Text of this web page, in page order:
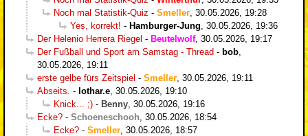
Noch mal Statistik-Quiz - Smeller 30.05.2026, 19:28
Yes, korrekt! - Hamburger-Jung 30.05.2026, 19:36
Der Helenio Herrera Riegel - Beutelwolf, 30.05.2026, 19:17
Der Fußball und Sport am Samstag - Thread - bob
30.05.2026, 19:11
erste gelbe fürs Zeitspiel - Smeller 30.05.2026, 19:11
Abseits. - lothar.e 30.05.2026, 19:10
Knick... ;) - Benny 30.05.2026, 19:16
Ecke? - Schoeneschooh 30.05.2026, 18:54
Ecke? - Smeller 30.05.2026, 18:57